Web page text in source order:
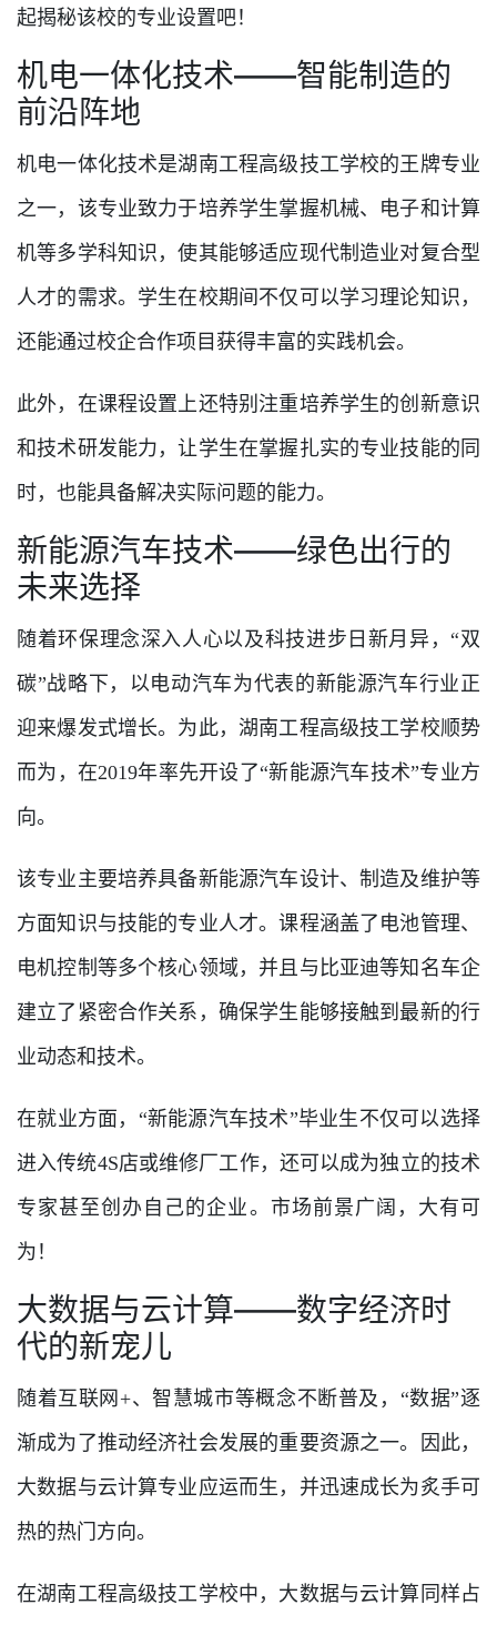
起揭秘该校的专业设置吧！
机电一体化技术——智能制造的
前沿阵地
机电一体化技术是湖南工程高级技工学校的王牌专业
之一，该专业致力于培养学生掌握机械、电子和计算
机等多学科知识，使其能够适应现代制造业对复合型
人才的需求。学生在校期间不仅可以学习理论知识，
还能通过校企合作项目获得丰富的实践机会。
此外，在课程设置上还特别注重培养学生的创新意识
和技术研发能力，让学生在掌握扎实的专业技能的同
时，也能具备解决实际问题的能力。
新能源汽车技术——绿色出行的
未来选择
随着环保理念深入人心以及科技进步日新月异，“双
碳”战略下，以电动汽车为代表的新能源汽车行业正
迎来爆发式增长。为此，湖南工程高级技工学校顺势
而为，在2019年率先开设了“新能源汽车技术”专业方
向。
该专业主要培养具备新能源汽车设计、制造及维护等
方面知识与技能的专业人才。课程涵盖了电池管理、
电机控制等多个核心领域，并且与比亚迪等知名车企
建立了紧密合作关系，确保学生能够接触到最新的行
业动态和技术。
在就业方面，“新能源汽车技术”毕业生不仅可以选择
进入传统4S店或维修厂工作，还可以成为独立的技术
专家甚至创办自己的企业。市场前景广阔，大有可
为！
大数据与云计算——数字经济时
代的新宠儿
随着互联网+、智慧城市等概念不断普及，“数据”逐
渐成为了推动经济社会发展的重要资源之一。因此，
大数据与云计算专业应运而生，并迅速成长为炙手可
热的热门方向。
在湖南工程高级技工学校中，大数据与云计算同样占